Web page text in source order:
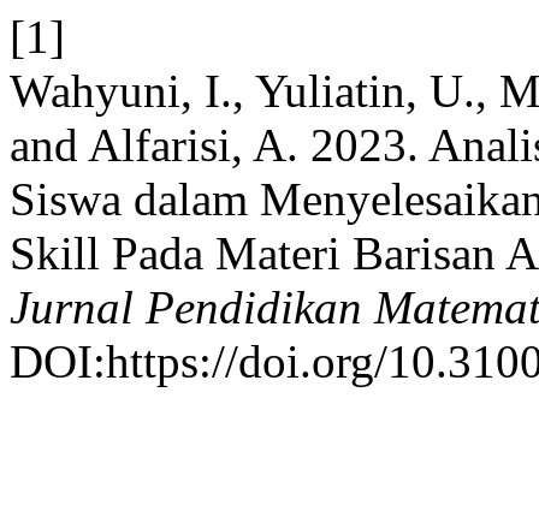
[1]
Wahyuni, I., Yuliatin, U.,
and Alfarisi, A. 2023.
Siswa dalam
Skill Pada Materi Barisan
Jurnal Pendidikan
DOI:https://doi.org/